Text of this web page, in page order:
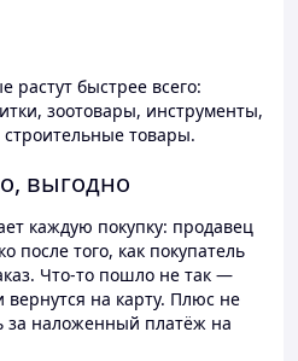
растут быстрее всего:
зоотовары, инструменты,
товары.
выгодно
каждую покупку: продавец
после того, как покупатель
Что-то пошло не так —
вернутся на карту. Плюс не
за наложенный платёж на